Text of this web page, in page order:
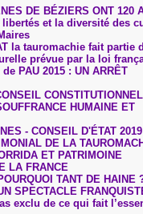
DE BÉZIERS ONT 120
et la diversité des
la tauromachie fait partie
prévue par la loi
PAU 2015 : UN ARRÊT
CONSTITUTIONNEL
HUMAINE ET
- CONSEIL D'ÉTAT 2019
DE LA
ET PATRIMOINE
LA FRANCE
TANT DE HAINE
SPECTACLE
exclu de ce qui fait